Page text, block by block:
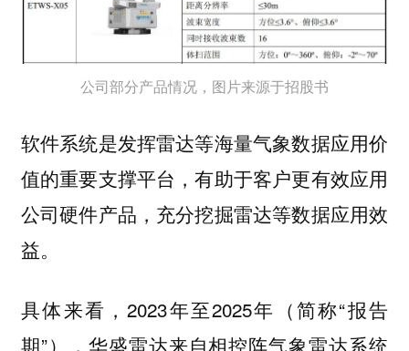
公司部分产品情况，图片来源于招股书
软件系统是发挥雷达等海量气象数据应用价
值的重要支撑平台，有助于客户更有效应用
公司硬件产品，充分挖掘雷达等数据应用效
益。
具体来看，2023年至2025年（简称“报告
期”），华盛雷达来自相控阵气象雷达系统